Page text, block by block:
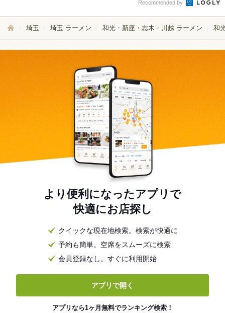
Recommended by
埼玉 埼玉 ラーメン 和光・新座・志木・川越 ラーメン 和
より便利になったアプリで
快適にお店探し
クイックな現在地検索。検索が快適に
予約も簡単。空席をスムーズに検索
会員登録なし。すぐに利用開始
アプリで開く
アプリなら1ヶ月無料でランキング検索！